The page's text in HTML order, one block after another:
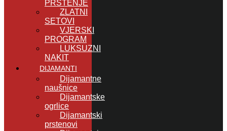
PRSTENJE
ZLATNI
SETOVI
VJERSKI
PROGRAM
LUKSUZNI
NAKIT
DIJAMANTI
Dijamantne
naušnice
Dijamantske
ogrlice
Dijamantski
prstenovi